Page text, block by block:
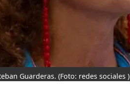
Guarderas. (Foto: redes sociales )